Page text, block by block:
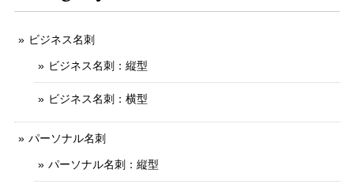
ビジネス名刺
ビジネス名刺：縦型
ビジネス名刺：横型
パーソナル名刺
パーソナル名刺：縦型